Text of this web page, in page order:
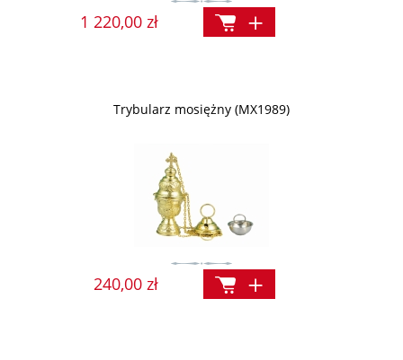
1 220,00 zł
Trybularz mosiężny (MX1989)
240,00 zł